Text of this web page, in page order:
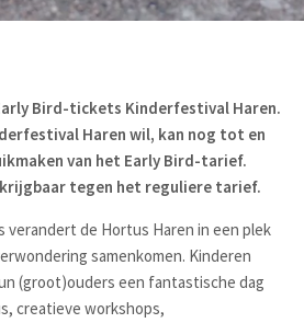
Bird-tickets Kinderfestival Haren.
Haren wil, kan nog tot en
van het Early Bird-tarief.
tegen het reguliere tarief.
verandert de Hortus Haren in een plek
samenkomen. Kinderen
(groot)ouders een fantastische dag
creatieve workshops,